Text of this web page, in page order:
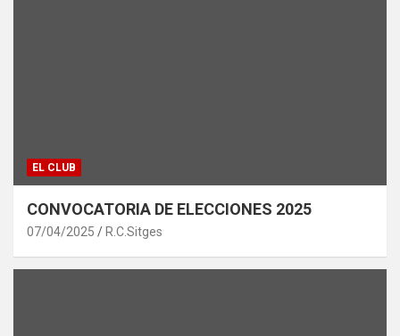
EL CLUB
CONVOCATORIA DE ELECCIONES 2025
07/04/2025 R.C.Sitges